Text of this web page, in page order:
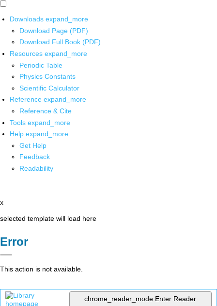
Downloads expand_more
Download Page (PDF)
Download Full Book (PDF)
Resources expand_more
Periodic Table
Physics Constants
Scientific Calculator
Reference expand_more
Reference & Cite
Tools expand_more
Help expand_more
Get Help
Feedback
Readability
x
selected template will load here
Error
This action is not available.
chrome_reader_mode Enter Reader